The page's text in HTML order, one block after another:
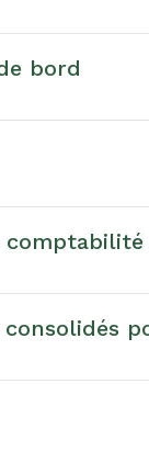
bord